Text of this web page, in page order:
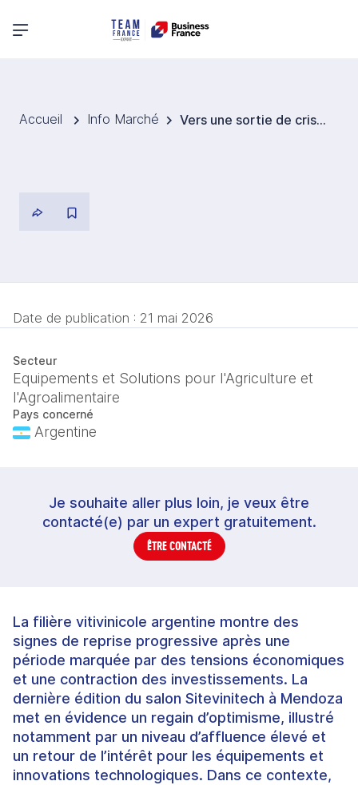
Menu principal
Accueil Info Marché Vers une sortie de crise pour la filière vitivinicole argentine
Date de publication : 21 mai 2026
Secteur
Equipements et Solutions pour l'Agriculture et
l'Agroalimentaire
Pays concerné
Argentine
Je souhaite aller plus loin, je veux être
contacté(e) par un expert gratuitement.
ÊTRE CONTACTÉ
La filière vitivinicole argentine montre des
signes de reprise progressive après une
période marquée par des tensions économiques
et une contraction des investissements. La
dernière édition du salon Sitevinitech à Mendoza
met en évidence un regain d’optimisme, illustré
notamment par un niveau d’affluence élevé et
un retour de l’intérêt pour les équipements et
innovations technologiques. Dans ce contexte,